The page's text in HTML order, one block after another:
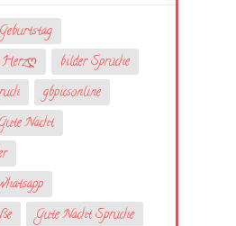
Herzღ
bilder Sprüche
gbpicsonline
Nacht
Gute Nacht Sprüche